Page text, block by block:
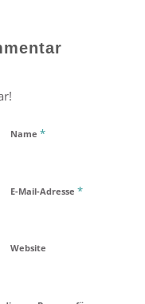
Name *
E-Mail-Adresse *
Website